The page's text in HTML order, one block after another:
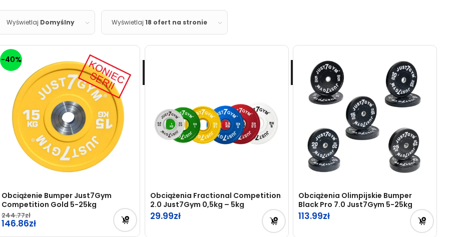
Wyświetlaj Domyślny Wyświetlaj 18 ofert na stronie
-40%
Obciążenie Bumper Just7Gym
Competition Gold 5-25kg
244.77
146.86
Obciążenia Fractional Competition
2.0 Just7Gym 0,5kg – 5kg
29.99
Obciążenia Olimpijskie Bumper
Black Pro 7.0 Just7Gym 5-25kg
113.99